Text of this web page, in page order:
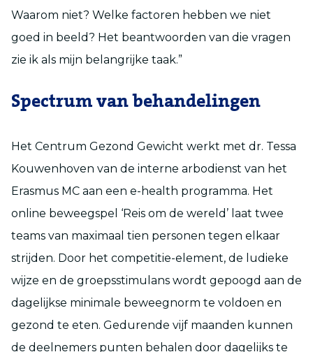
Waarom niet? Welke factoren hebben we niet
goed in beeld? Het beantwoorden van die vragen
zie ik als mijn belangrijke taak.”
Spectrum van behandelingen
Het Centrum Gezond Gewicht werkt met dr. Tessa
Kouwenhoven van de interne arbodienst van het
Erasmus MC aan een e-health programma. Het
online beweegspel ‘Reis om de wereld’ laat twee
teams van maximaal tien personen tegen elkaar
strijden. Door het competitie-element, de ludieke
wijze en de groepsstimulans wordt gepoogd aan de
dagelijkse minimale beweegnorm te voldoen en
gezond te eten. Gedurende vijf maanden kunnen
de deelnemers punten behalen door dagelijks te